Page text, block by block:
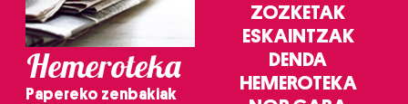
Hemeroteka
Papereko zenbakiak
ZOZKETAK
ESKAINTZAK
DENDA
HEMEROTEKA